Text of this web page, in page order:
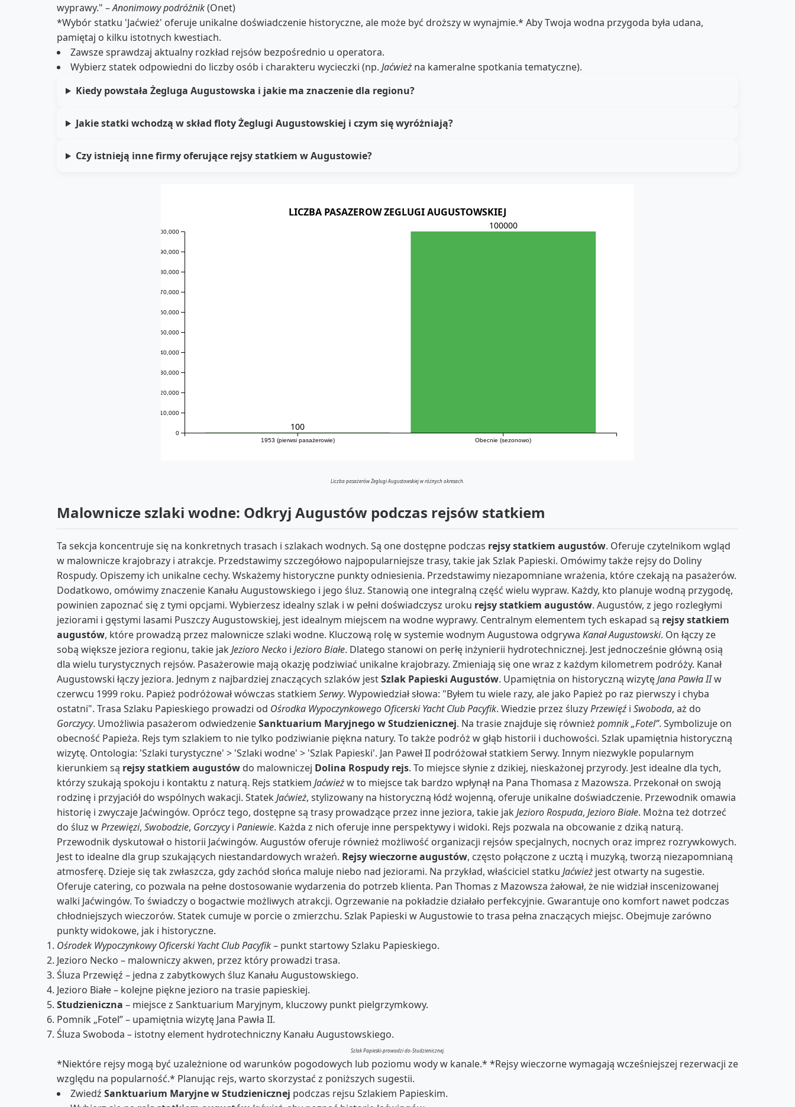
wyprawy." –Anonimowy podróżnik(Onet)
*Wybór statku 'Jaćwież' oferuje unikalne doświadczenie historyczne, ale może być droższy w wynajmie.* Aby Twoja wodna przygoda była udana,
pamiętaj o kilku istotnych kwestiach.
Zawsze sprawdzaj aktualny rozkład rejsów bezpośrednio u operatora.
Wybierz statek odpowiedni do liczby osób i charakteru wycieczki (np. Jaćwież na kameralne spotkania tematyczne).
Kiedy powstała Żegluga Augustowska i jakie ma znaczenie dla regionu?
Jakie statki wchodzą w skład floty Żeglugi Augustowskiej i czym się wyróżniają?
Czy istnieją inne firmy oferujące rejsy statkiem w Augustowie?
LICZBA PASAZEROW ZEGLUGI AUGUSTOWSKIEJ
1953 (pierwsi pasażerowie) Obecnie (sezonowo)
0
10,000
20,000
30,000
40,000
50,000
60,000
70,000
80,000
90,000
100,000
100
100000
Liczba pasażerów Żeglugi Augustowskiej w różnych okresach.
Malownicze szlaki wodne: Odkryj Augustów podczas rejsów statkiem
Ta sekcja koncentruje się na konkretnych trasach i szlakach wodnych. Są one dostępne podczas rejsy statkiem augustów. Oferuje czytelnikom wgląd
w malownicze krajobrazy i atrakcje. Przedstawimy szczegółowo najpopularniejsze trasy, takie jak Szlak Papieski. Omówimy także rejsy do Doliny
Rospudy. Opiszemy ich unikalne cechy. Wskażemy historyczne punkty odniesienia. Przedstawimy niezapomniane wrażenia, które czekają na pasażerów.
Dodatkowo, omówimy znaczenie Kanału Augustowskiego i jego śluz. Stanowią one integralną część wielu wypraw. Każdy, kto planuje wodną przygodę,
powinien zapoznać się z tymi opcjami. Wybierzesz idealny szlak i w pełni doświadczysz uroku rejsy statkiem augustów. Augustów, z jego rozległymi
jeziorami i gęstymi lasami Puszczy Augustowskiej, jest idealnym miejscem na wodne wyprawy. Centralnym elementem tych eskapad są rejsy statkiem
augustów, które prowadzą przez malownicze szlaki wodne. Kluczową rolę w systemie wodnym Augustowa odgrywa Kanał Augustowski. On łączy ze
sobą większe jeziora regionu, takie jakJezioro Necko i Jezioro Białe. Dlatego stanowi on perłę inżynierii hydrotechnicznej. Jest jednocześnie główną osią
dla wielu turystycznych rejsów. Pasażerowie mają okazję podziwiać unikalne krajobrazy. Zmieniają się one wraz z każdym kilometrem podróży. Kanał
Augustowski łączy jeziora. Jednym z najbardziej znaczących szlaków jestSzlak Papieski Augustów. Upamiętnia on historyczną wizytęJana Pawła IIw
czerwcu 1999 roku. Papież podróżował wówczas statkiem Serwy. Wypowiedział słowa: "Byłem tu wiele razy, ale jako Papież po raz pierwszy i chyba
ostatni". Trasa Szlaku Papieskiego prowadzi od Ośrodka Wypoczynkowego Oficerski Yacht Club Pacyfik. Wiedzie przez śluzyPrzewięź i Swoboda, aż do
Gorczycy. Umożliwia pasażerom odwiedzenieSanktuarium Maryjnego w Studzienicznej. Na trasie znajduje się również pomnik „Fotel”. Symbolizuje on
obecność Papieża. Rejs tym szlakiem to nie tylko podziwianie piękna natury. To także podróż w głąb historii i duchowości. Szlak upamiętnia historyczną
wizytę. Ontologia: 'Szlaki turystyczne' > 'Szlaki wodne' > 'Szlak Papieski'. Jan Paweł II podróżował statkiem Serwy. Innym niezwykle popularnym
kierunkiem są rejsy statkiem augustów do malowniczej Dolina Rospudy rejs. To miejsce słynie z dzikiej, nieskażonej przyrody. Jest idealne dla tych,
którzy szukają spokoju i kontaktu z naturą. Rejs statkiem Jaćwieżw to miejsce tak bardzo wpłynął na Pana Thomasa z Mazowsza. Przekonał on swoją
rodzinę i przyjaciół do wspólnych wakacji. StatekJaćwież, stylizowany na historyczną łódź wojenną, oferuje unikalne doświadczenie. Przewodnik omawia
historię i zwyczaje Jaćwingów. Oprócz tego, dostępne są trasy prowadzące przez inne jeziora, takie jakJezioro Rospuda, Jezioro Białe. Można też dotrzeć
do śluz wPrzewięzi, Swobodzie, Gorczycyi Paniewie. Każda z nich oferuje inne perspektywy i widoki. Rejs pozwala na obcowanie z dziką naturą.
Przewodnik dyskutował o historii Jaćwingów. Augustów oferuje również możliwość organizacji rejsów specjalnych, nocnych oraz imprez rozrywkowych.
Jest to idealne dla grup szukających niestandardowych wrażeń. Rejsy wieczorne augustów, często połączone z ucztą i muzyką, tworzą niezapomnianą
atmosferę. Dzieje się tak zwłaszcza, gdy zachód słońca maluje niebo nad jeziorami. Na przykład, właściciel statku Jaćwież jest otwarty na sugestie.
Oferuje catering, co pozwala na pełne dostosowanie wydarzenia do potrzeb klienta. Pan Thomas z Mazowsza żałował, że nie widział inscenizowanej
walki Jaćwingów. To świadczy o bogactwie możliwych atrakcji. Ogrzewanie na pokładzie działało perfekcyjnie. Gwarantuje ono komfort nawet podczas
chłodniejszych wieczorów. Statek cumuje w porcie o zmierzchu. Szlak Papieski w Augustowie to trasa pełna znaczących miejsc. Obejmuje zarówno
punkty widokowe, jak i historyczne.
Ośrodek Wypoczynkowy Oficerski Yacht Club Pacyfik– punkt startowy Szlaku Papieskiego.
Jezioro Necko – malowniczy akwen, przez który prowadzi trasa.
Śluza Przewięź – jedna z zabytkowych śluz Kanału Augustowskiego.
Jezioro Białe – kolejne piękne jezioro na trasie papieskiej.
Studzieniczna – miejsce z Sanktuarium Maryjnym, kluczowy punkt pielgrzymkowy.
Pomnik „Fotel” – upamiętnia wizytę Jana Pawła II.
Śluza Swoboda – istotny element hydrotechniczny Kanału Augustowskiego.
Szlak Papieski-prowadzi do-Studzienicznej.
*Niektóre rejsy mogą być uzależnione od warunków pogodowych lub poziomu wody w kanale.* *Rejsy wieczorne wymagają wcześniejszej rezerwacji ze
względu na popularność.* Planując rejs, warto skorzystać z poniższych sugestii.
Zwiedź Sanktuarium Maryjne w Studzienicznej podczas rejsu Szlakiem Papieskim.